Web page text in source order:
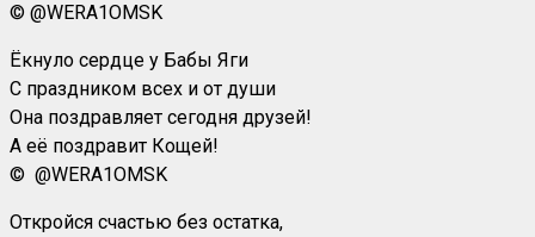
© @WERA1OMSK
Ёкнуло сердце у Бабы Яги
С праздником всех и от души
Она поздравляет сегодня друзей!
А её поздравит Кощей!
© @WERA1OMSK
Откройся счастью без остатка,